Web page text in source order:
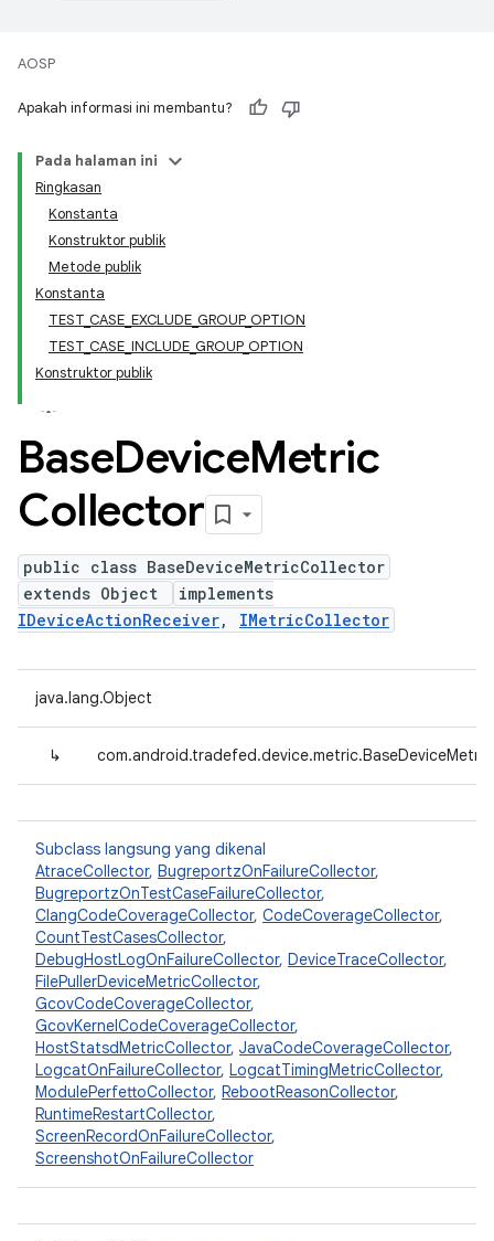
AOSP
Apakah informasi ini membantu?
Pada halaman ini
Ringkasan
Konstanta
Konstruktor publik
Metode publik
Konstanta
TEST_CASE_EXCLUDE_GROUP_OPTION
TEST_CASE_INCLUDE_GROUP_OPTION
Konstruktor publik
BaseDeviceMetric
Collector
public class BaseDeviceMetricCollector
extends Object
implements
IDeviceActionReceiver, IMetricCollector
java.lang.Object
↳
Subclass langsung yang dikenal
AtraceCollector, BugreportzOnFailureCollector,
BugreportzOnTestCaseFailureCollector,
ClangCodeCoverageCollector, CodeCoverageCollector,
CountTestCasesCollector,
DebugHostLogOnFailureCollector, DeviceTraceCollector,
FilePullerDeviceMetricCollector,
GcovCodeCoverageCollector,
GcovKernelCodeCoverageCollector,
HostStatsdMetricCollector, JavaCodeCoverageCollector,
LogcatOnFailureCollector, LogcatTimingMetricCollector,
ModulePerfettoCollector, RebootReasonCollector,
RuntimeRestartCollector,
ScreenRecordOnFailureCollector,
ScreenshotOnFailureCollector